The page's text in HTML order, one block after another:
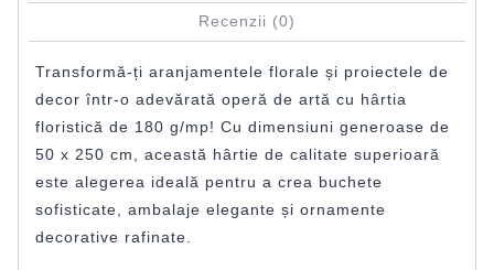
Recenzii (0)
Transformă-ți aranjamentele florale și proiectele de
decor într-o adevărată operă de artă cu hârtia
floristică de 180 g/mp! Cu dimensiuni generoase de
50 x 250 cm, această hârtie de calitate superioară
este alegerea ideală pentru a crea buchete
sofisticate, ambalaje elegante și ornamente
decorative rafinate.